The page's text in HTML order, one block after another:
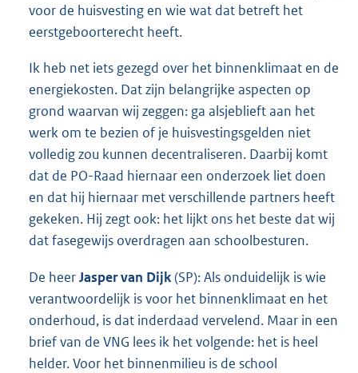
voor de huisvesting en wie wat dat betreft het
eerstgeboorterecht heeft.
Ik heb net iets gezegd over het binnenklimaat en de
energiekosten. Dat zijn belangrijke aspecten op
grond waarvan wij zeggen: ga alsjeblieft aan het
werk om te bezien of je huisvestingsgelden niet
volledig zou kunnen decentraliseren. Daarbij komt
dat de PO-Raad hiernaar een onderzoek liet doen
en dat hij hiernaar met verschillende partners heeft
gekeken. Hij zegt ook: het lijkt ons het beste dat wij
dat fasegewijs overdragen aan schoolbesturen.
De heerJasper van Dijk(SP): Als onduidelijk is wie
verantwoordelijk is voor het binnenklimaat en het
onderhoud, is dat inderdaad vervelend. Maar in een
brief van de VNG lees ik het volgende: het is heel
helder. Voor het binnenmilieu is de school